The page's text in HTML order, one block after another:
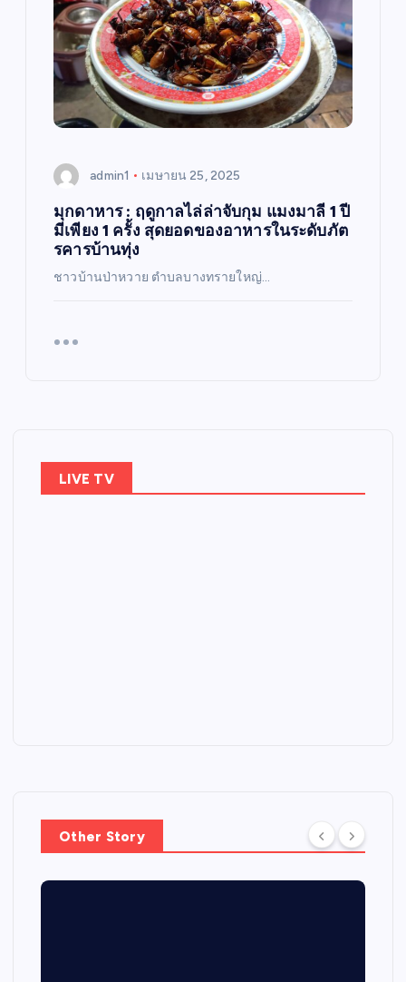
admin1 เมษายน 25, 2025
มุกดาหาร : ฤดูกาลไล่ล่าจับกุม แมงมาลี 1 ปี
มีเพียง 1 ครั้ง สุดยอดของอาหารในระดับภัต
รคารบ้านทุ่ง
ชาวบ้านป่าหวาย ตำบลบางทรายใหญ่…
LIVE TV
Other Story